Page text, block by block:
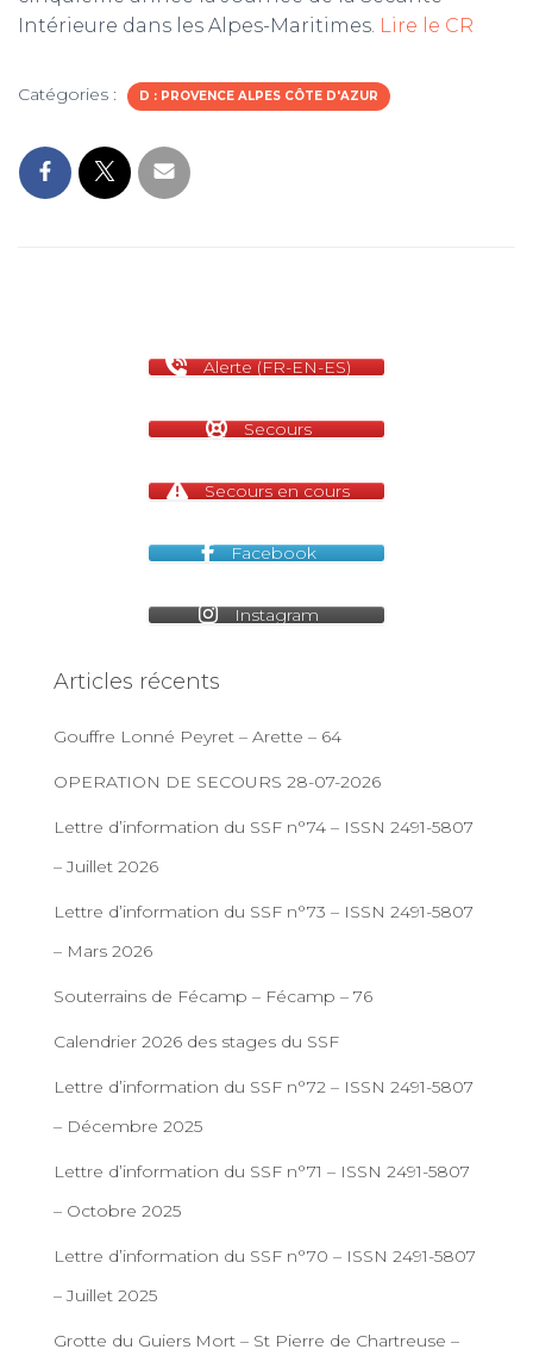
Intérieure dans les Alpes-Maritimes. Lire le CR
Catégories : D : PROVENCE ALPES CÔTE D'AZUR
Alerte (FR-EN-ES)
Secours
Secours en cours
Facebook
Instagram
Articles récents
Gouffre Lonné Peyret – Arette – 64
OPERATION DE SECOURS 28-07-2026
Lettre d’information du SSF n°74 – ISSN 2491-5807
– Juillet 2026
Lettre d’information du SSF n°73 – ISSN 2491-5807
– Mars 2026
Souterrains de Fécamp – Fécamp – 76
Calendrier 2026 des stages du SSF
Lettre d’information du SSF n°72 – ISSN 2491-5807
– Décembre 2025
Lettre d’information du SSF n°71 – ISSN 2491-5807
– Octobre 2025
Lettre d’information du SSF n°70 – ISSN 2491-5807
– Juillet 2025
Grotte du Guiers Mort – St Pierre de Chartreuse –